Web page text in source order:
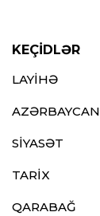
KEÇİDLƏR
LAYİHƏ
AZƏRBAYCAN
SİYASƏT
TARİX
QARABAĞ